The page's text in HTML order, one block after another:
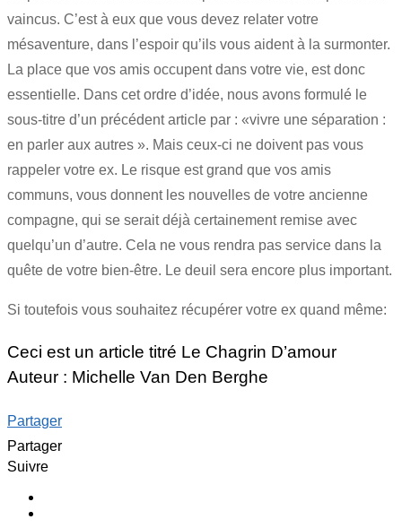
vaincus. C’est à eux que vous devez relater votre
mésaventure, dans l’espoir qu’ils vous aident à la surmonter.
La place que vos amis occupent dans votre vie, est donc
essentielle. Dans cet ordre d’idée, nous avons formulé le
sous-titre d’un précédent article par : «vivre une séparation :
en parler aux autres ». Mais ceux-ci ne doivent pas vous
rappeler votre ex. Le risque est grand que vos amis
communs, vous donnent les nouvelles de votre ancienne
compagne, qui se serait déjà certainement remise avec
quelqu’un d’autre. Cela ne vous rendra pas service dans la
quête de votre bien-être. Le deuil sera encore plus important.
Si toutefois vous souhaitez récupérer votre ex quand même:
Ceci est un article titré Le Chagrin D’amour
Auteur : Michelle Van Den Berghe
Partager
Partager
Suivre